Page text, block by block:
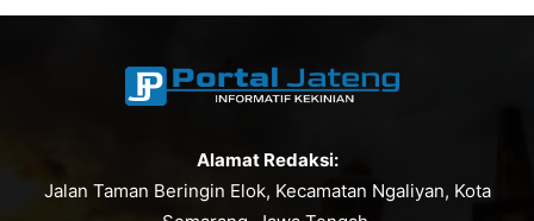
Alamat Redaksi:
Jalan Taman Beringin Elok, Kecamatan Ngaliyan, Kota